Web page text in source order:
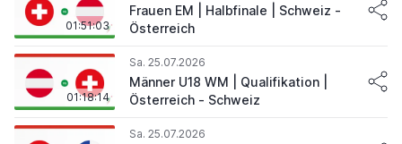
01:51:03
Frauen EM | Halbfinale | Schweiz -
Österreich
01:18:14
Sa. 25.07.2026
Männer U18 WM | Qualifikation |
Österreich - Schweiz
Sa. 25.07.2026